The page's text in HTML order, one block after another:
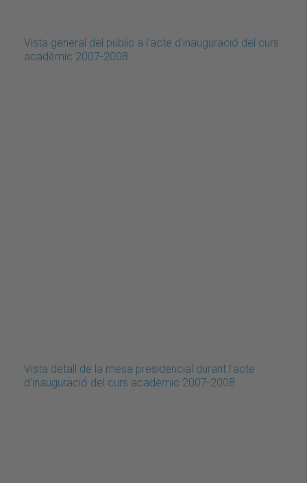
Vista general del públic a l'acte d'inauguració del curs
acadèmic 2007-2008
Vista detall de la mesa presidencial durant l'acte
d'inauguració del curs acadèmic 2007-2008